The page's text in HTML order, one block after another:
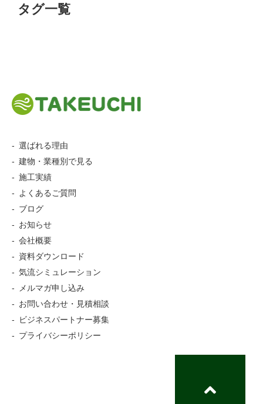
タグ一覧
選ばれる理由
建物・業種別で見る
施工実績
よくあるご質問
ブログ
お知らせ
会社概要
資料ダウンロード
気流シミュレーション
メルマガ申し込み
お問い合わせ・見積相談
ビジネスパートナー募集
プライバシーポリシー